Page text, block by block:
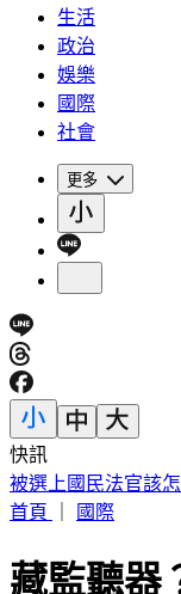
生活
政治
娛樂
國際
社會
更多
快訊
美股反彈藏隱憂？
首頁
國際
藏監聽器